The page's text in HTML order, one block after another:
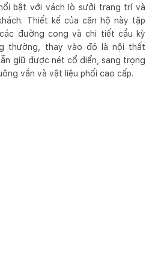
bật với vách lò sưởi trang trí và
Thiết kế của căn hộ này tập
đường cong và chi tiết cầu kỳ
thường, thay vào đó là nội thất
giữ được nét cổ điển, sang trọng
vắn và vật liệu phối cao cấp.